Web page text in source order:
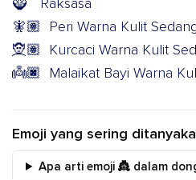
🧚🏽 Peri Warna Kulit
🧝🏽 Kurcaci Warna Kulit
👼🏿 Malaikat Bayi Warna
Emoji yang sering
Apa arti emoji 👸 dalam